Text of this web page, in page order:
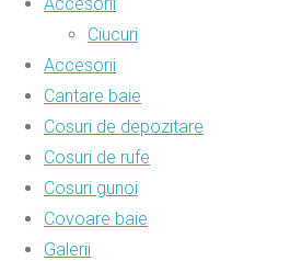
Ciucuri
Accesorii
Cantare baie
Cosuri de depozitare
Cosuri de rufe
Cosuri gunoi
Covoare baie
Galerii